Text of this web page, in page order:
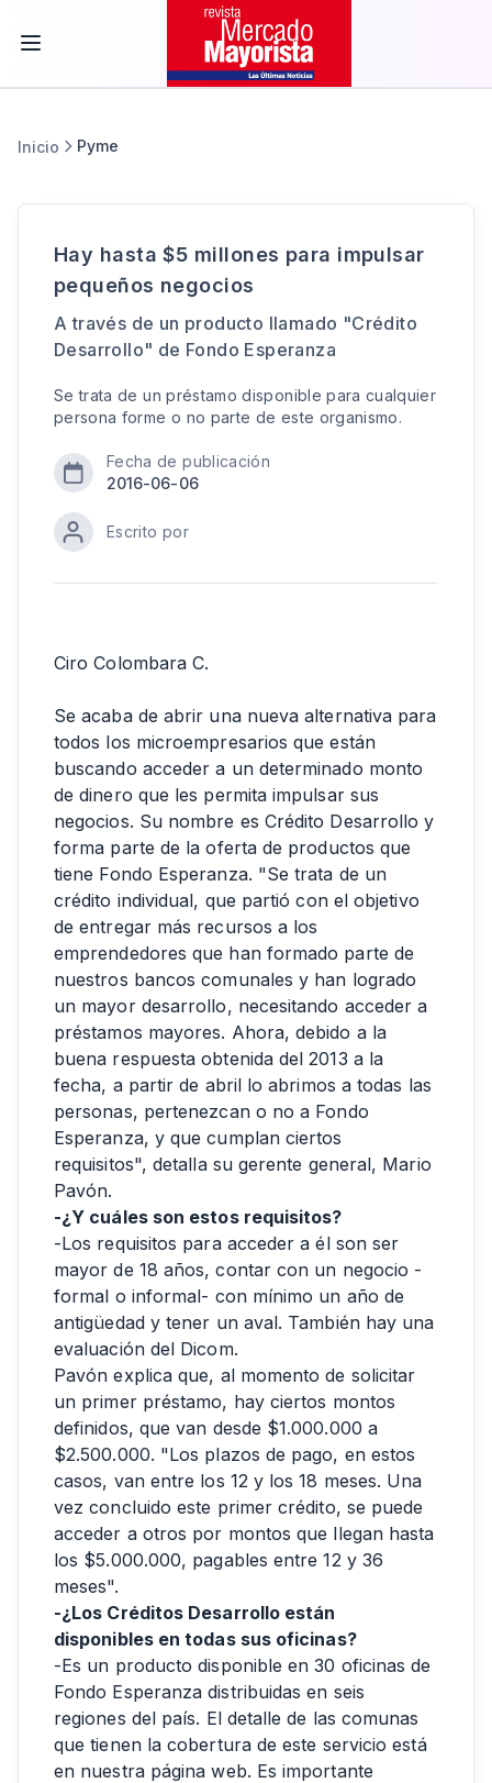
Inicio Pyme
Hay hasta $5 millones para impulsar
pequeños negocios
A través de un producto llamado "Crédito
Desarrollo" de Fondo Esperanza
Se trata de un préstamo disponible para cualquier
persona forme o no parte de este organismo.
Fecha de publicación
2016-06-06
Escrito por
Ciro Colombara C.
Se acaba de abrir una nueva alternativa para
todos los microempresarios que están
buscando acceder a un determinado monto
de dinero que les permita impulsar sus
negocios. Su nombre es Crédito Desarrollo y
forma parte de la oferta de productos que
tiene Fondo Esperanza. "Se trata de un
crédito individual, que partió con el objetivo
de entregar más recursos a los
emprendedores que han formado parte de
nuestros bancos comunales y han logrado
un mayor desarrollo, necesitando acceder a
préstamos mayores. Ahora, debido a la
buena respuesta obtenida del 2013 a la
fecha, a partir de abril lo abrimos a todas las
personas, pertenezcan o no a Fondo
Esperanza, y que cumplan ciertos
requisitos", detalla su gerente general, Mario
Pavón.
-¿Y cuáles son estos requisitos?
-Los requisitos para acceder a él son ser
mayor de 18 años, contar con un negocio -
formal o informal- con mínimo un año de
antigüedad y tener un aval. También hay una
evaluación del Dicom.
Pavón explica que, al momento de solicitar
un primer préstamo, hay ciertos montos
definidos, que van desde $1.000.000 a
$2.500.000. "Los plazos de pago, en estos
casos, van entre los 12 y los 18 meses. Una
vez concluido este primer crédito, se puede
acceder a otros por montos que llegan hasta
los $5.000.000, pagables entre 12 y 36
meses".
-¿Los Créditos Desarrollo están
disponibles en todas sus oficinas?
-Es un producto disponible en 30 oficinas de
Fondo Esperanza distribuidas en seis
regiones del país. El detalle de las comunas
que tienen la cobertura de este servicio está
en nuestra página web. Es importante